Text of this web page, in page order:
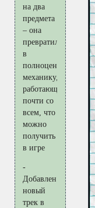
на два
предмета
– она
превратилось
в
полноценную
механику,
работающую
почти со
всем, что
можно
получить
в игре
-
Добавлен
новый
трек в